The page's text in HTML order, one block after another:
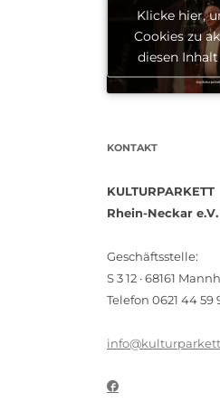
Klicke hier,
Cookies zu
diesen
KONTAKT
KULTURPARKETT
Rhein-Neckar e.V.
Geschäftsstelle:
S 3 12 · 68161
Telefon 0621 44 59